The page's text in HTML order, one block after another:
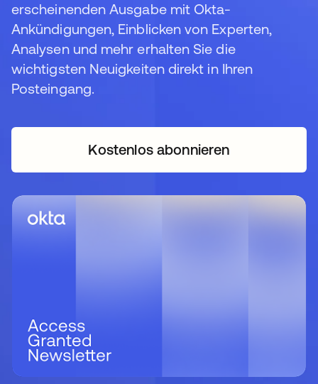
erscheinenden Ausgabe mit Okta-
Ankündigungen, Einblicken von Experten,
Analysen und mehr erhalten Sie die
wichtigsten Neuigkeiten direkt in Ihren
Posteingang.
Kostenlos abonnieren
wird in einer neuen